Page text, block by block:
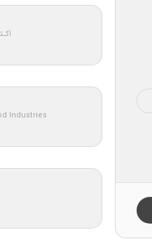
Industries